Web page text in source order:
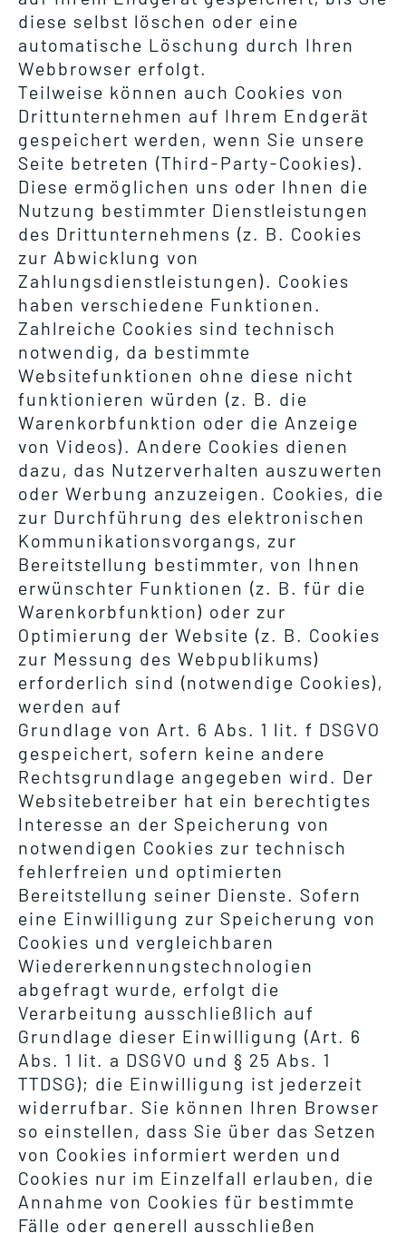
diese selbst löschen oder eine
automatische Löschung durch Ihren
Webbrowser erfolgt.
Teilweise können auch Cookies von
Drittunternehmen auf Ihrem Endgerät
gespeichert werden, wenn Sie unsere
Seite betreten (Third-Party-Cookies).
Diese ermöglichen uns oder Ihnen die
Nutzung bestimmter Dienstleistungen
des Drittunternehmens (z. B. Cookies
zur Abwicklung von
Zahlungsdienstleistungen). Cookies
haben verschiedene Funktionen.
Zahlreiche Cookies sind technisch
notwendig, da bestimmte
Websitefunktionen ohne diese nicht
funktionieren würden (z. B. die
Warenkorbfunktion oder die Anzeige
von Videos). Andere Cookies dienen
dazu, das Nutzerverhalten auszuwerten
oder Werbung anzuzeigen. Cookies, die
zur Durchführung des elektronischen
Kommunikationsvorgangs, zur
Bereitstellung bestimmter, von Ihnen
erwünschter Funktionen (z. B. für die
Warenkorbfunktion) oder zur
Optimierung der Website (z. B. Cookies
zur Messung des Webpublikums)
erforderlich sind (notwendige Cookies),
werden auf
Grundlage von Art. 6 Abs. 1 lit. f DSGVO
gespeichert, sofern keine andere
Rechtsgrundlage angegeben wird. Der
Websitebetreiber hat ein berechtigtes
Interesse an der Speicherung von
notwendigen Cookies zur technisch
fehlerfreien und optimierten
Bereitstellung seiner Dienste. Sofern
eine Einwilligung zur Speicherung von
Cookies und vergleichbaren
Wiedererkennungstechnologien
abgefragt wurde, erfolgt die
Verarbeitung ausschließlich auf
Grundlage dieser Einwilligung (Art. 6
Abs. 1 lit. a DSGVO und § 25 Abs. 1
TTDSG); die Einwilligung ist jederzeit
widerrufbar. Sie können Ihren Browser
so einstellen, dass Sie über das Setzen
von Cookies informiert werden und
Cookies nur im Einzelfall erlauben, die
Annahme von Cookies für bestimmte
Fälle oder generell ausschließen